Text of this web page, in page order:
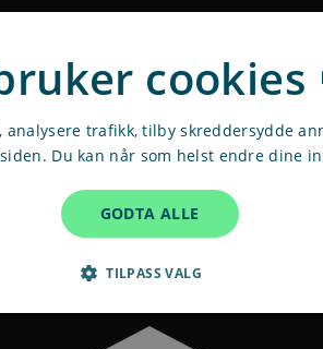
cookies
analysere trafikk, tilby skreddersydde
Du kan når som helst endre dine
GODTA ALLE
TILPASS VALG